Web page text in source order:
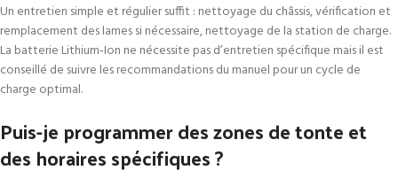
Un entretien simple et régulier suffit : nettoyage du châssis, vérification et
remplacement des lames si nécessaire, nettoyage de la station de charge.
La batterie Lithium-Ion ne nécessite pas d’entretien spécifique mais il est
conseillé de suivre les recommandations du manuel pour un cycle de
charge optimal.
Puis-je programmer des zones de tonte et
des horaires spécifiques ?